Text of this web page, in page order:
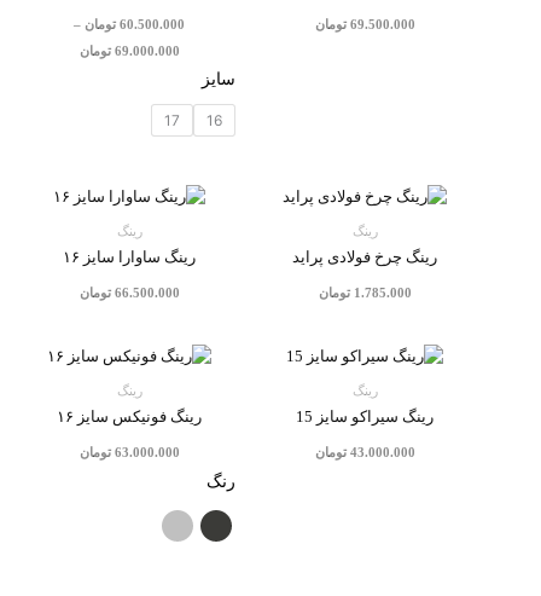
69.500.000 تومان 60.500.000 تومان –
69.000.000 تومان
سایز
16
17
رینگ
رینگ چرخ فولادی پراید
1.785.000 تومان
رینگ
رینگ ساوارا سایز ۱۶
66.500.000 تومان
رینگ
رینگ سیراکو سایز 15
43.000.000 تومان
رینگ
رینگ فونیکس سایز ۱۶
63.000.000 تومان
رنگ